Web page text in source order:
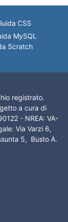
CSS
MySQL
Scratch
registrato.
a cura di
- NREA: VA-
Via Varzi 6,
5, Busto A.